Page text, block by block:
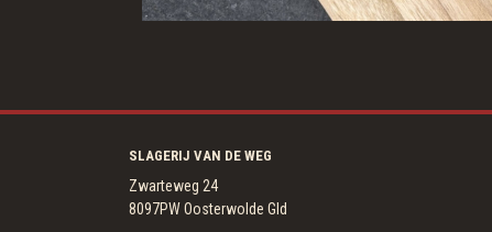
SLAGERIJ VAN DE WEG
Zwarteweg 24
8097PW Oosterwolde Gld